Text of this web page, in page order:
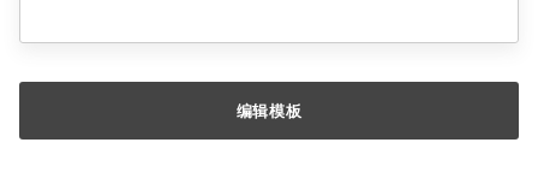
编辑模板